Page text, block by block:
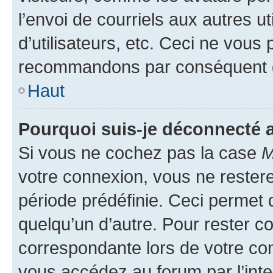
l’envoi de courriels aux autres
d’utilisateurs, etc. Ceci ne vous
recommandons par conséquent
Haut
Pourquoi suis-je déconnecté
Si vous ne cochez pas la case
votre connexion, vous ne
période prédéfinie. Ceci permet
quelqu’un d’autre. Pour rester
correspondante lors de votre